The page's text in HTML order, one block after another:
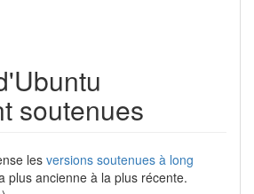
soutenues
les versions soutenues à long
plus ancienne à la plus récente.